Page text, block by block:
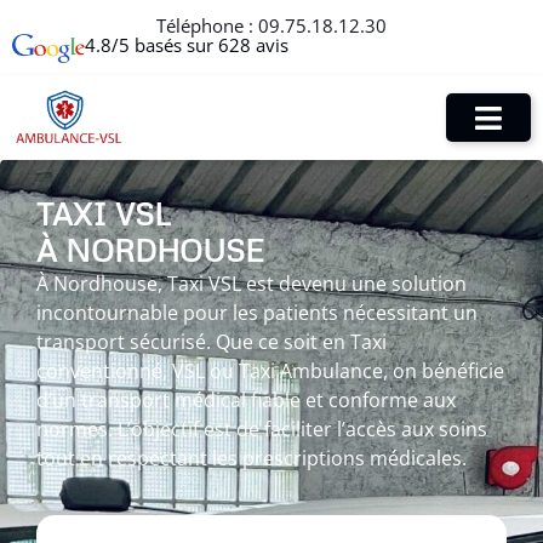
Téléphone : 09.75.18.12.30
4.8/5 basés sur 628 avis
TAXI VSL
À NORDHOUSE
À Nordhouse, Taxi VSL est devenu une solution
incontournable pour les patients nécessitant un
transport sécurisé. Que ce soit en Taxi
conventionné, VSL ou Taxi Ambulance, on bénéficie
d’un transport médical fiable et conforme aux
normes. L’objectif est de faciliter l’accès aux soins
tout en respectant les prescriptions médicales.